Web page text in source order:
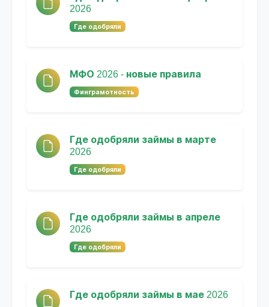
2026
Где одобряли
МФО 2026 - новые правила
Финграмотность
Где одобряли займы в марте
2026
Где одобряли
Где одобряли займы в апреле
2026
Где одобряли
Где одобряли займы в мае 2026